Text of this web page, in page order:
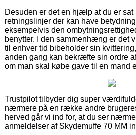
Desuden er det en hjælp at du er sat
retningslinjer der kan have
eksempelvis den
benytter. I den sammenhæng er det
til enhver tid bibeholder sin
anden gang kan bekræfte sin ordre
om man skal købe gave til en mand
Trustpilot tilbyder dig super
nærmere på en række andre
herved går vi ind for, at du ser
anmeldelser af Skydemuffe 70 MM